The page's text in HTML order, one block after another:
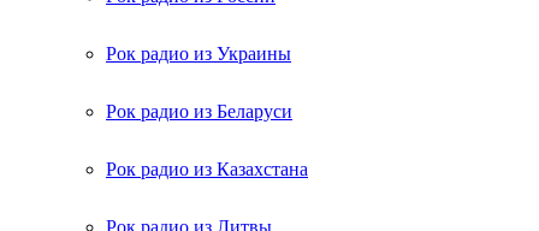
Рок радио из Украины
Рок радио из Беларуси
Рок радио из Казахстана
Рок радио из Литвы